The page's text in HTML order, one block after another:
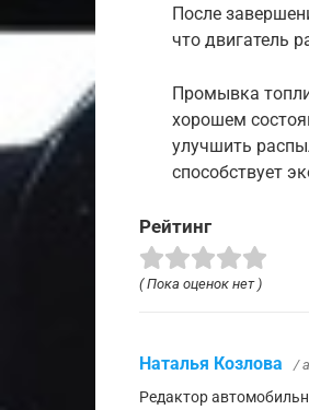
После
что двигатель
Промывка
хорошем
улучшить
способствует
Рейтинг
( Пока оценок нет )
Наталья Козлова /
Редактор